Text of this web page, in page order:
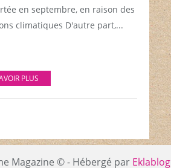
en septembre, en raison des
climatiques D'autre part,...
PLUS
Magazine © - Hébergé par Eklablog